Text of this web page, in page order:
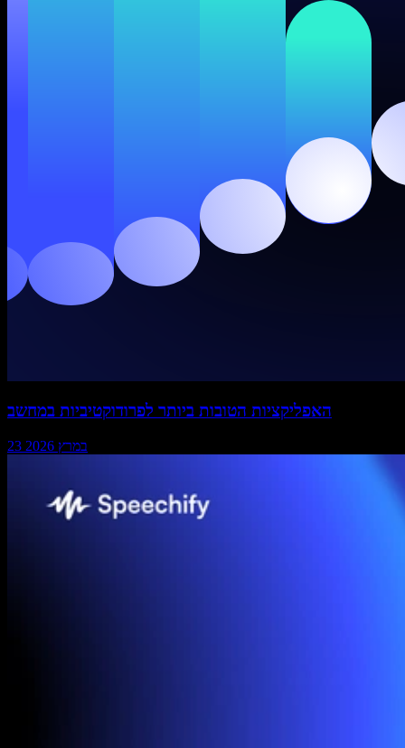
האפליקציות הטובות ביותר לפרודוקטיביות במחשב
23 במרץ 2026